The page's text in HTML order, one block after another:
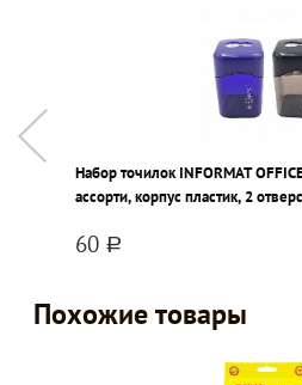
Набор точилок INFORMAT
ассорти, корпус пластик, 2
60 a
Похожие товары